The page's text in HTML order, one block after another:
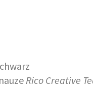
Rico Creative